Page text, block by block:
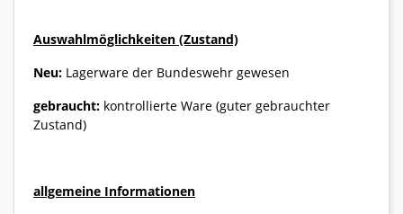
Auswahlmöglichkeiten (Zustand)
Neu: Lagerware der Bundeswehr gewesen
gebraucht: kontrollierte Ware (guter gebrauchter
Zustand)
allgemeine Informationen